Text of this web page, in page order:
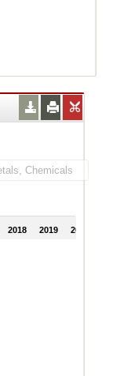
2018 2019 2020